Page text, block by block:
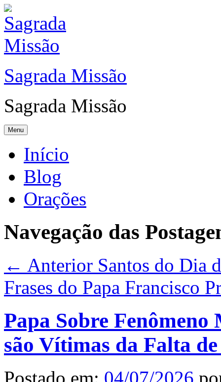
Sagrada Missão
Sagrada Missão
Menu
Início
Blog
Orações
Navegação das
← Anterior Santos do Dia
Frases do Papa Francisco
Papa Sobre
são Vítimas da Falta de
Postado em: 04/07/2026